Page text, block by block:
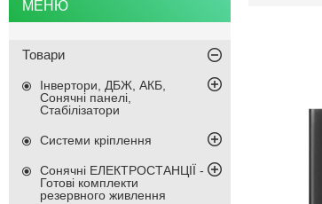
Товари
Інвертори, ДБЖ, АКБ,
Сонячні панелі,
Стабілізатори
Системи кріплення
Сонячні ЕЛЕКТРОСТАНЦІЇ -
Готові комплекти
резервного живлення